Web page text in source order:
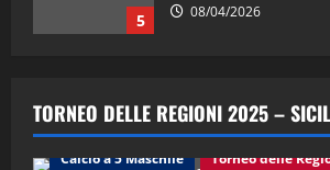
1 08/05/2026
2
“SportEmpire” in
(Martedi 28 Aprile
28/04/2026
TORNEO DELLE REGIONI 2025 –
Calcio a 5 Maschile Torneo delle